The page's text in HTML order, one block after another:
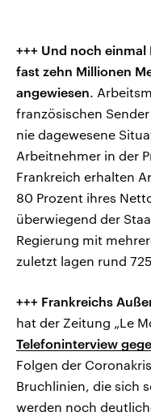
+++ Und noch einmal
fast zehn Millionen
angewiesen.
französischen
nie dagewesene
Arbeitnehmer in der
Frankreich erhalten
80 Prozent ihres
überwiegend der
Regierung mit
zuletzt lagen rund
+++ Frankreichs
hat der Zeitung „Le
Telefoninterview
Folgen der
Bruchlinien, die sich
werden noch